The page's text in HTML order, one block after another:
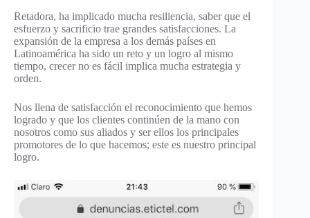
Retadora, ha implicado mucha resiliencia, saber que el
esfuerzo y sacrificio trae grandes satisfacciones. La
expansión de la empresa a los demás países en
Latinoamérica ha sido un reto y un logro al mismo
tiempo, crecer no es fácil implica mucha estrategia y
orden.
Nos llena de satisfacción el reconocimiento que hemos
logrado y que los clientes continúen de la mano con
nosotros como sus aliados y ser ellos los principales
promotores de lo que hacemos; este es nuestro principal
logro.